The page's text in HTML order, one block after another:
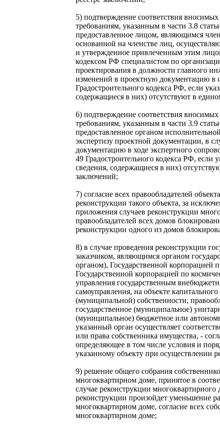
5) подтверждение соответствия
требованиям, указанным в части 3.8
предоставленное лицом, являющимся
основанной на членстве лиц,
и утвержденное привлеченным этим
кодексом РФ специалистом по
проектирования в должности главного
изменений в проектную документацию в
Градостроительного кодекса РФ, если
содержащиеся в них) отсутствуют в
6) подтверждение соответствия
требованиям, указанным в части 3.9
предоставленное органом
экспертизу проектной документации, в
документацию в ходе экспертного
49 Градостроительного кодекса РФ,
сведения, содержащиеся в них)
заключений;
7) согласие всех правообладателей
реконструкции такого объекта, за
приложения случаев реконструкции
правообладателей всех домов
реконструкции одного из домов
8) в случае проведения реконструкции
заказчиком, являющимся органом
органом), Государственной корпорацией
Государственной корпорацией по
управления государственным
самоуправления, на объекте
(муниципальной) собственности,
государственное (муниципальное)
(муниципальное) бюджетное или
указанный орган осуществляет
или права собственника имущества, -
определяющее в том числе условия и
указанному объекту при осуществлении
9) решение общего собрания
многоквартирном доме, принятое в
случае реконструкции многоквартирного
реконструкции произойдет уменьшение
многоквартирном доме, согласие всех
многоквартирном доме;